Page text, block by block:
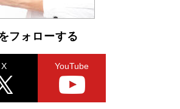
フォローする
X YouTube